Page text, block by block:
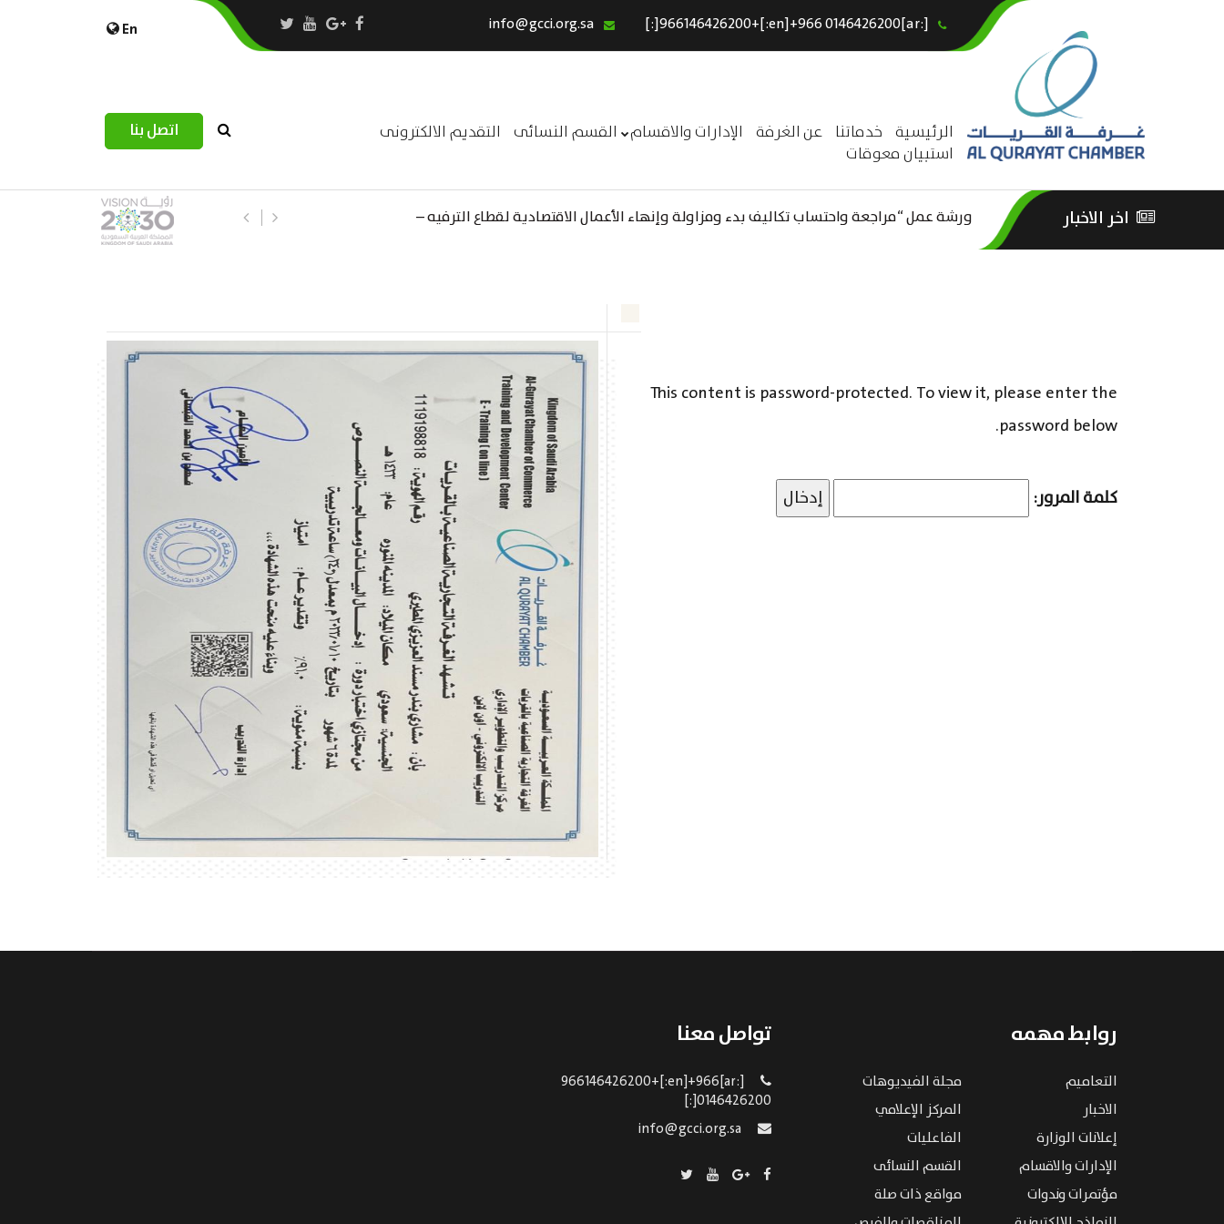
[:ar]966146426200+[:en]+966 0146426200[:]
En
الرئيسية خدماتنا عن الغرفة الإدارات والاقسام القسم النسائى التقديم الالكترونى
استبيان معوقات
اتصل بنا
الرئيسية
عن الغرفة
القسم النسائى
التقديم الالكترونى
اخر الاخبار
ورشة عمل “مراجعة واحتساب تكاليف بدء ومزاولة وإنهاء الأعمال الاقتصادية لقطاع الترفيه –
استبيان مرصد التحديات اللوجستية
This content is password-protected. To view it, please enter the
password below.
كلمة المرور:
روابط مهمه
التعاميم
مجلة الفيديوهات
الاخبار
المركز الإعلامي
إعلانات الوزارة
الفاعليات
الإدارات والاقسام
القسم النسائى
مؤتمرات وندوات
مواقع ذات صلة
تواصل معنا
[:ar]966146426200+[:en]+966
0146426200[:]